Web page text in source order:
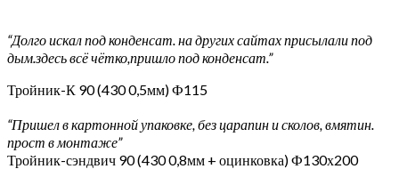
“Долго искал под конденсат. на других сайтах присылали под
дым.здесь всё чётко,пришло под конденсат.”
Тройник-К 90 (430 0,5мм) Ф115
“Пришел в картонной упаковке, без царапин и сколов, вмятин.
прост в монтаже”
Тройник-сэндвич 90 (430 0,8мм + оцинковка) Ф130х200